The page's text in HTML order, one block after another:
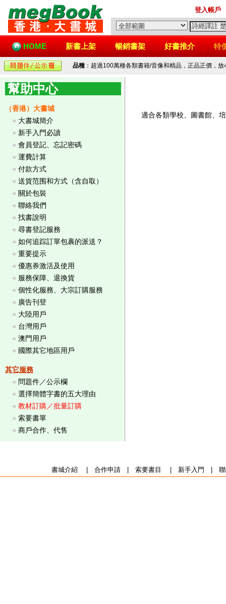
登入帳戶
HOME 新書上架 暢銷書架 好書推介 特
品種 ：超過100萬種各類書籍/音像和精品，正品正價，
幫助中心
（香港）大書城
● 大書城簡介
● 新手入門必讀
● 會員登記、忘記密碼
● 運費計算
● 付款方式
● 送貨范围和方式（含自取）
● 關於包裝
● 聯絡我們
● 找書說明
● 尋書登記服務
● 如何追踪訂單包裹的派送？
● 重要提示
● 優惠券激活及使用
● 服務保障、退換貨
● 個性化服務、大宗訂購服務
● 廣告刊登
● 大陸用戶
● 台灣用戶
● 澳門用戶
● 國際其它地區用戶
其它服務
● 問題件／公示欄
● 選擇簡體字書的五大理由
● 教材訂購／批量訂購
● 索要書單
● 商戶合作、代售
適合各類學校、圖書館、
書城介紹 合作申請| 索要書目 新手入門